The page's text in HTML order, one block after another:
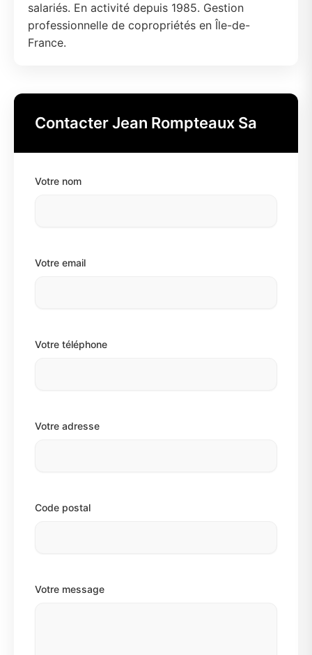
salariés. En activité depuis 1985. Gestion
professionnelle de copropriétés en Île-de-
France.
Contacter Jean Rompteaux Sa
Votre nom
Votre email
Votre téléphone
Votre adresse
Code postal
Votre message